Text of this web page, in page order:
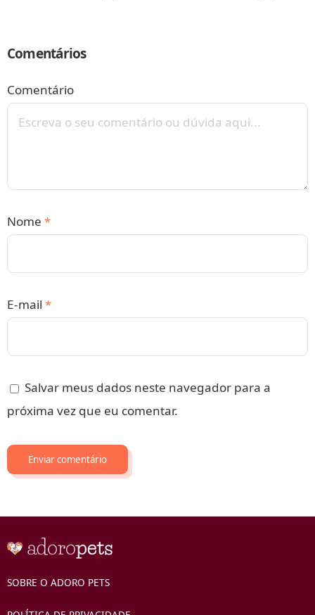
Comentários
Comentário
Nome *
E-mail *
Salvar meus dados neste navegador para a
próxima vez que eu comentar.
SOBRE O ADORO PETS